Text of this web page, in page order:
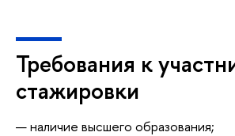
Требования к
стажировки
наличие высшего образования;